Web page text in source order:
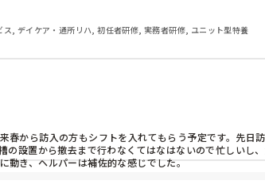
, デイケア・通所リハ, 初任者研修, 実務者研修, ユニット型特養
から訪入の方もシフトを入れてもらう予定です。先日
設置から撤去まで行わなくてはなはないので忙しい
動き、ヘルパーは補佐的な感じでした。